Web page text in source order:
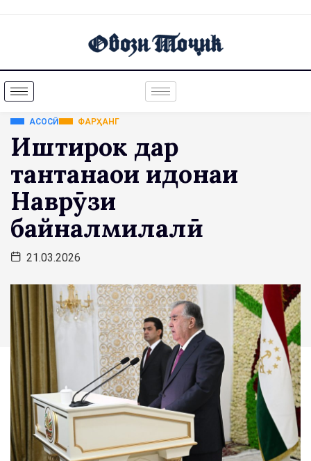
АСОСӢ ФАРҲАНГ
Иштирок дар
тантанаҳои идонаи
Наврӯзи
байналмилалӣ
21.03.2026